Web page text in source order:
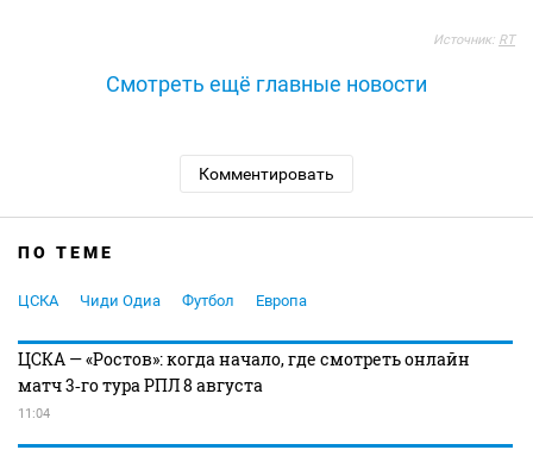
Источник: RT
Смотреть ещё главные новости
Комментировать
ПО ТЕМЕ
ЦСКА Чиди Одиа Футбол Европа
ЦСКА — «Ростов»: когда начало, где смотреть онлайн
матч 3‑го тура РПЛ 8 августа
11:04